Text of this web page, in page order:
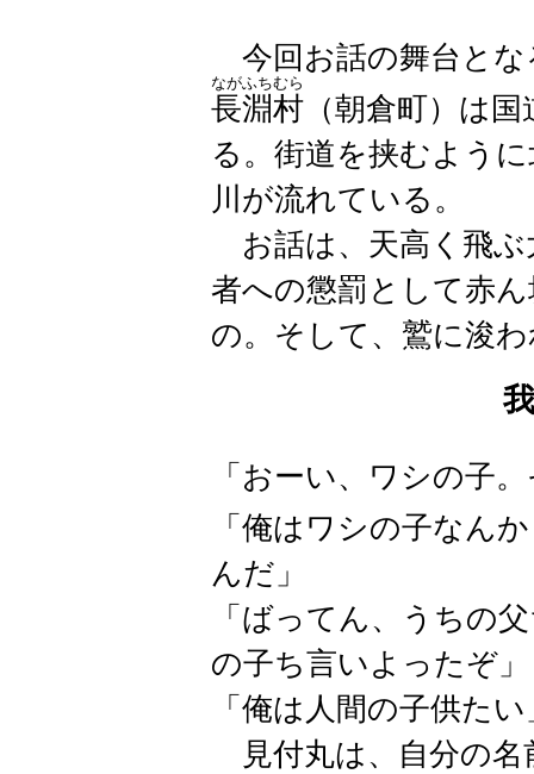
今回お話の舞台とな
長淵村
ながふちむら
（朝倉町）は国
る。街道を挟むよう
川が流れている。
お話は、天高く飛ぶ
者への懲罰として赤
の。そして、鷲に浚
「おーい、ワシの子
「俺はワシの子なん
んだ」
「ばってん、うちの
の子ち言いよったぞ」
「俺は人間の子供たい
見付丸は、自分の名